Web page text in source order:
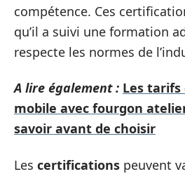
compétence. Ces
qu’il a suivi une formation
respecte les normes de
A lire également : Les
mobile avec fourgon
savoir avant de choisir
Les certifications peuvent